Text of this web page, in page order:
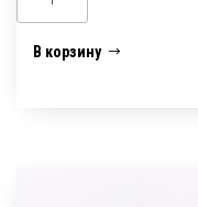
товара
Штуцер
В корзину